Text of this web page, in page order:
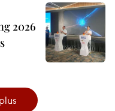
2026